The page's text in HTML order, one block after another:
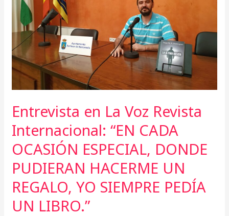
Entrevista en La Voz Revista
Internacional: “EN CADA
OCASIÓN ESPECIAL, DONDE
PUDIERAN HACERME UN
REGALO, YO SIEMPRE PEDÍA
UN LIBRO.”
Internacional:
“EN
CADA
OCASIÓN
ESPECIAL,
DONDE
PUDIERAN
UN
YO
SIEMPRE
UN
LIBRO.”